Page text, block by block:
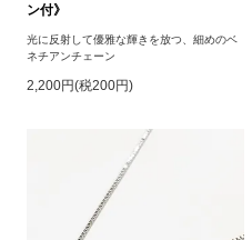
ン付》
光に反射して優雅な輝きを放つ、細めのベ
ネチアンチェーン
2,200円(税200円)